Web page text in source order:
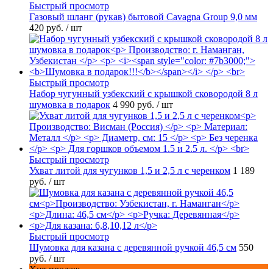
Быстрый просмотр
Газовый шланг (рукав) бытовой Cavagna Group 9,0 мм
420 руб. / шт
Быстрый просмотр
Набор чугунный узбекский с крышкой сковородой 8 л
шумовка в подарок 4 990 руб. / шт
Быстрый просмотр
Ухват литой для чугунков 1,5 и 2,5 л с черенком 1 189
руб. / шт
Быстрый просмотр
Шумовка для казана с деревянной ручкой 46,5 см 550
руб. / шт